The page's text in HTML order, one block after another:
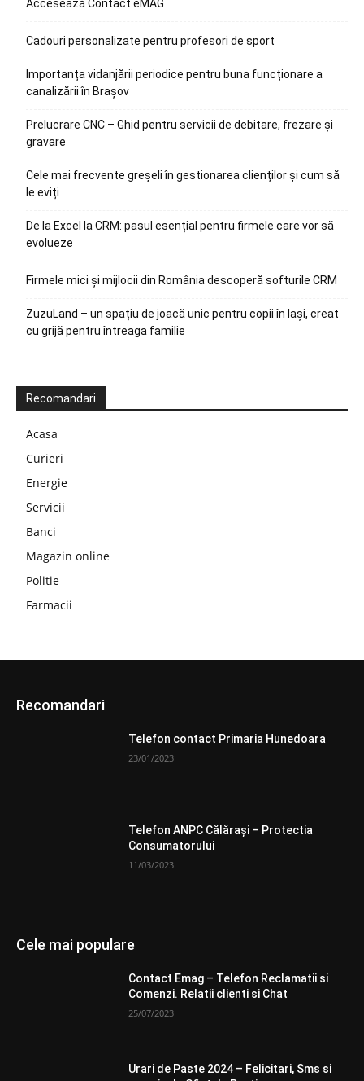
Accesează Contact eMAG
Cadouri personalizate pentru profesori de sport
Importanța vidanjării periodice pentru buna funcționare a
canalizării în Brașov
Prelucrare CNC – Ghid pentru servicii de debitare, frezare și
gravare
Cele mai frecvente greșeli în gestionarea clienților și cum să
le eviți
De la Excel la CRM: pasul esențial pentru firmele care vor să
evolueze
Firmele mici și mijlocii din România descoperă softurile CRM
ZuzuLand – un spațiu de joacă unic pentru copii în Iași, creat
cu grijă pentru întreaga familie
Recomandari
Acasa
Curieri
Energie
Servicii
Banci
Magazin online
Politie
Farmacii
Recomandari
Telefon contact Primaria Hunedoara
23/01/2023
Telefon ANPC Călărași – Protectia
Consumatorului
11/03/2023
Cele mai populare
Contact Emag – Telefon Reclamatii si
Comenzi. Relatii clienti si Chat
25/07/2023
Urari de Paste 2024 – Felicitari, Sms si